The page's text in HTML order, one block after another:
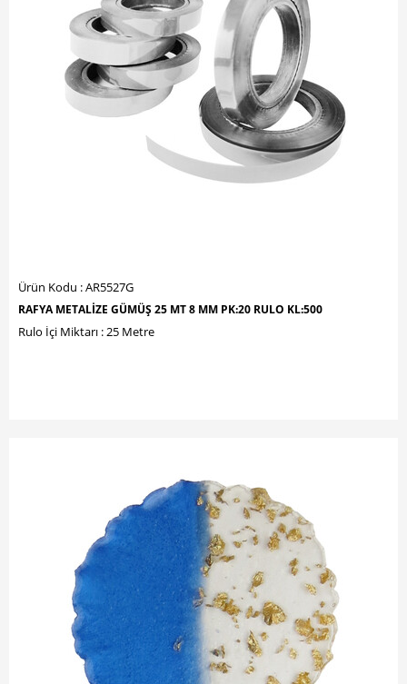
Ürün Kodu : AR5527G
RAFYA METALİZE GÜMÜŞ 25 MT 8 MM PK:20 RULO KL:500
Rulo İçi Miktarı : 25 Metre